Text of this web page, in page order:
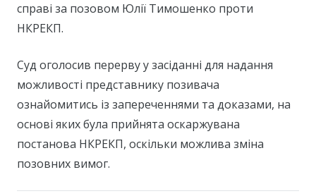
справі за позовом Юлії Тимошенко проти
НКРЕКП.
Суд оголосив перерву у засіданні для надання
можливості представнику позивача
ознайомитись із запереченнями та доказами, на
основі яких була прийнята оскаржувана
постанова НКРЕКП, оскільки можлива зміна
позовних вимог.